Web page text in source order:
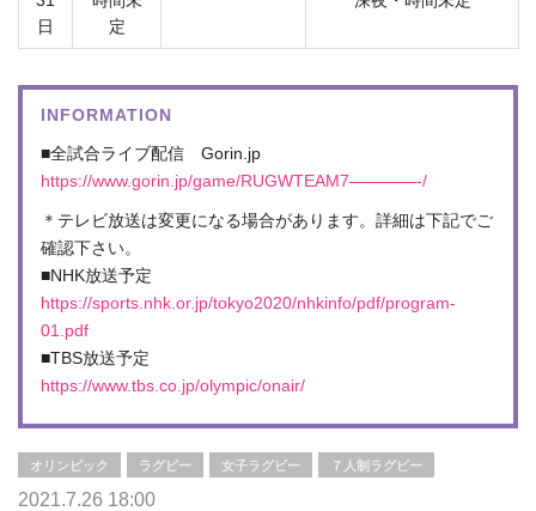
日
定
INFORMATION
■全試合ライブ配信 Gorin.jp
https://www.gorin.jp/game/RUGWTEAM7————-/
＊テレビ放送は変更になる場合があります。詳細は下記でご
確認下さい。
■NHK放送予定
https://sports.nhk.or.jp/tokyo2020/nhkinfo/pdf/program-
01.pdf
■TBS放送予定
https://www.tbs.co.jp/olympic/onair/
オリンピック ラグビー 女子ラグビー ７人制ラグビー
2021.7.26 18:00